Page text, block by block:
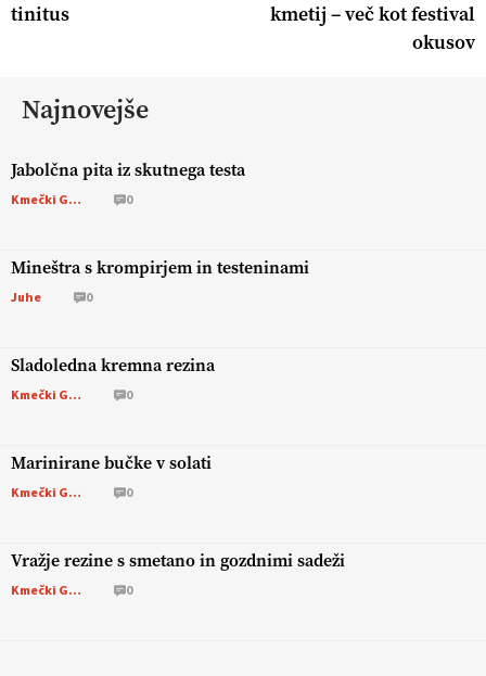
tinitus
kmetij – več kot festival
okusov
Najnovejše
Jabolčna pita iz skutnega testa
Kmečki Glas 0
Mineštra s krompirjem in testeninami
Juhe 0
Sladoledna kremna rezina
Kmečki Glas 0
Marinirane bučke v solati
Kmečki Glas 0
Vražje rezine s smetano in gozdnimi sadeži
Kmečki Glas 0